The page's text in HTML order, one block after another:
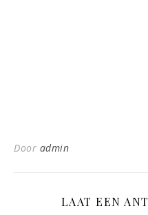
Door admin
LAAT EEN